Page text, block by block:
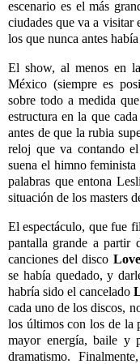
escenario es el más
ciudades que va a visitar
los que nunca antes
El show, al menos en
México (siempre es
sobre todo a medida
estructura en la que
antes de que la rubia
reloj que va contando
suena el himno
palabras que entona
situación de los masters
El espectáculo, que fue
pantalla grande a partir
canciones del disco
se había quedado, y
habría sido el cancelado
cada uno de los discos,
los últimos con los de la
mayor energía, baile y
dramatismo.